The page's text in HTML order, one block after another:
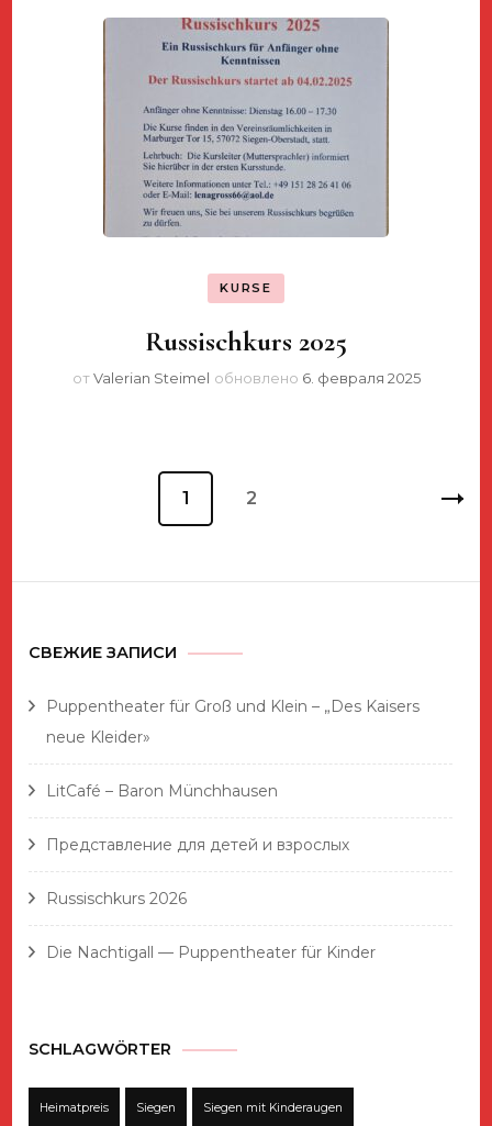
KURSE
Russischkurs 2025
отValerian Steimel обновлено 6. февраля 2025
Страница
1 Страница
2
СВЕЖИЕ ЗАПИСИ
Puppentheater für Groß und Klein – „Des Kaisers
neue Kleider»
LitCafé – Baron Münchhausen
Представление для детей и взрослых
Russischkurs 2026
Die Nachtigall — Puppentheater für Kinder
SCHLAGWÖRTER
Heimatpreis Siegen Siegen mit Kinderaugen